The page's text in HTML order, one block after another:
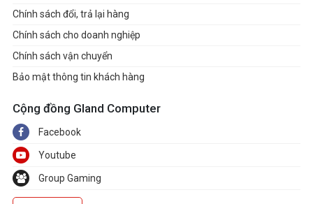
Chính sách đổi, trả lại hàng
Chính sách cho doanh nghiệp
Chính sách vận chuyển
Bảo mật thông tin khách hàng
Cộng đồng Gland Computer
Facebook
Youtube
Group Gaming